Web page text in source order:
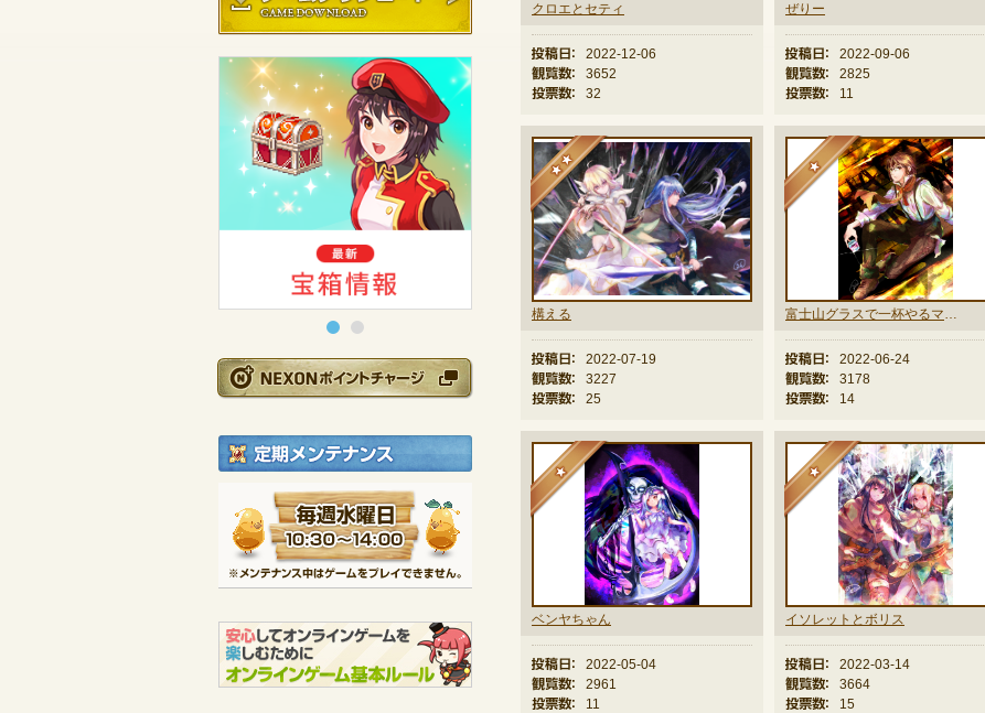
NEXONポイントチャージ
定期メンテナンス
毎週水曜日 10:30～14:00
※メンテナンス中はゲームをプレイできません。
クロエとセティ
投稿日：
2022-12-06
観覧数：
3652
投票数：
32
ぜりー
投稿日：
2022-09-06
観覧数：
2825
投票数：
11
構える
★★
投稿日：
2022-07-19
観覧数：
3227
投票数：
25
富士山グラスで一杯やるマキシ
★
投稿日：
2022-06-24
観覧数：
3178
投票数：
14
ベンヤちゃん
★
投稿日：
2022-05-04
観覧数：
2961
投票数：
11
イソレットとボリス
★
投稿日：
2022-03-14
観覧数：
3664
投票数：
15